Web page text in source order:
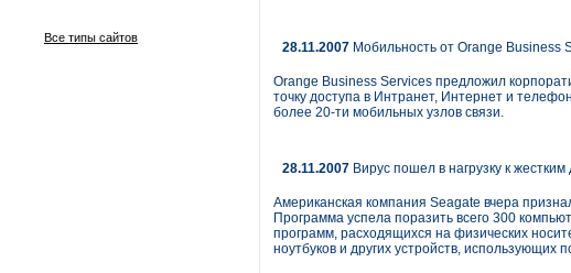
Все типы сайтов
28.11.2007 Мобильность от Orange Business
Orange Business Services предложил
точку доступа в Интранет, Интернет и
более 20-ти мобильных узлов связи.
28.11.2007 Вирус пошел в нагрузку к
Американская компания Seagate вчера
Программа успела поразить всего 300
программ, расходящихся на физических
ноутбуков и других устройств,